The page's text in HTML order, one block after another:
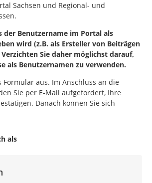
Sachsen und Regional- und
der Benutzername im Portal als
wird (z.B. als Ersteller von Beiträgen
Sie daher möglichst darauf,
als Benutzernamen zu verwenden.
Formular aus. Im Anschluss an die
Sie per E-Mail aufgefordert, Ihre
Danach können Sie sich
als